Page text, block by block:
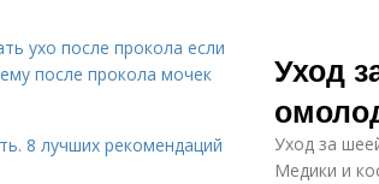
Уход
Уход за
Медики и
ухо после прокола если
после прокола мочек
8 лучших рекомендаций